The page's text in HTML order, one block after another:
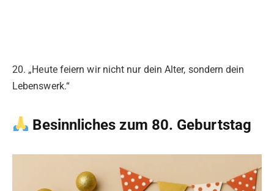
20. „Heute feiern wir nicht nur dein Alter, sondern dein
Lebenswerk.“
Besinnliches zum 80. Geburtstag